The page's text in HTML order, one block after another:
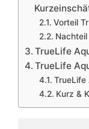
Vorteil
TrueLife
TrueLife
TrueLife
Kurz &